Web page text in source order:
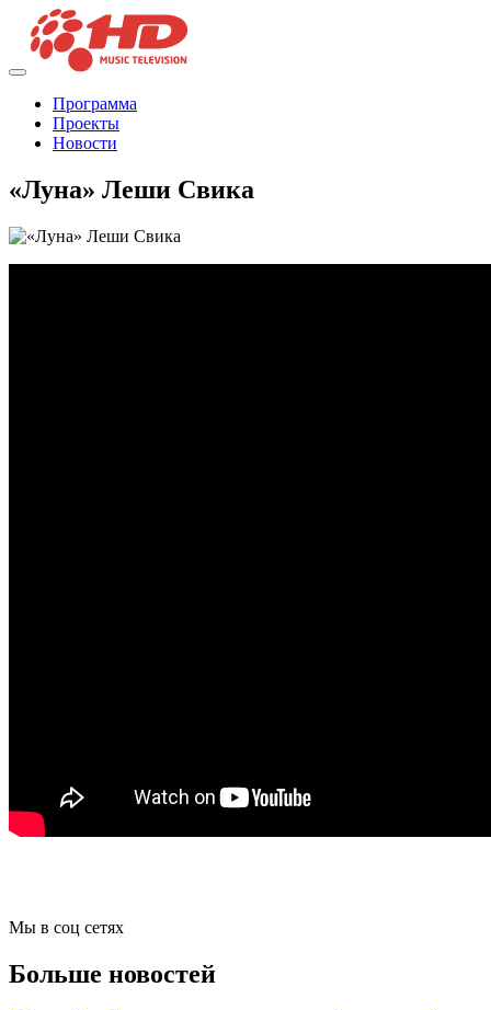
Программа
Проекты
Новости
«Луна» Леши Свика
Мы в соц сетях
Больше новостей